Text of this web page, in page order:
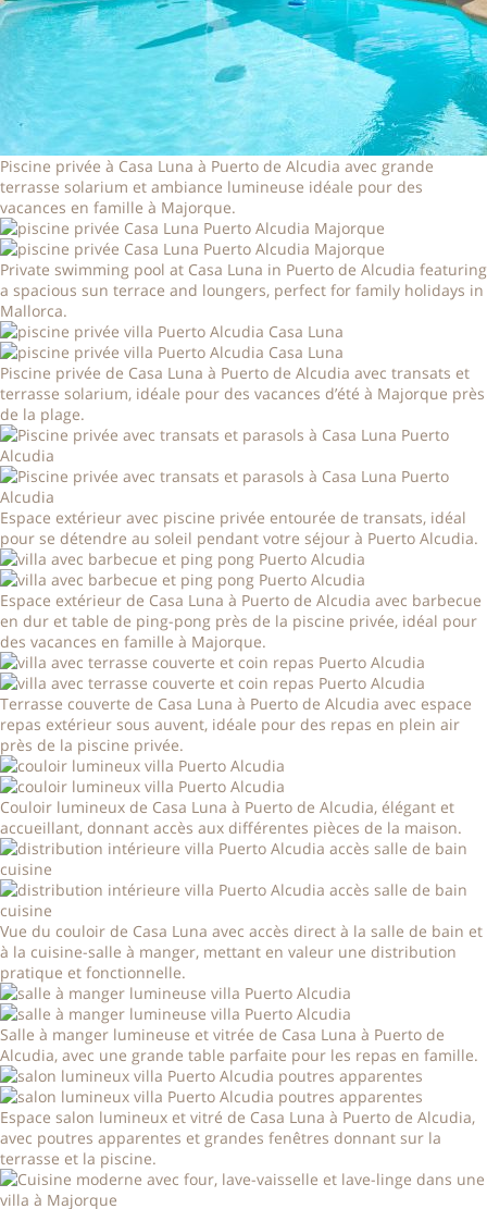
Piscine privée à Casa Luna à Puerto de Alcudia avec grande
terrasse solarium et ambiance lumineuse idéale pour des
vacances en famille à Majorque.
Private swimming pool at Casa Luna in Puerto de Alcudia featuring
a spacious sun terrace and loungers, perfect for family holidays in
Mallorca.
Piscine privée de Casa Luna à Puerto de Alcudia avec transats et
terrasse solarium, idéale pour des vacances d’été à Majorque près
de la plage.
Espace extérieur avec piscine privée entourée de transats, idéal
pour se détendre au soleil pendant votre séjour à Puerto Alcudia.
Espace extérieur de Casa Luna à Puerto de Alcudia avec barbecue
en dur et table de ping-pong près de la piscine privée, idéal pour
des vacances en famille à Majorque.
Terrasse couverte de Casa Luna à Puerto de Alcudia avec espace
repas extérieur sous auvent, idéale pour des repas en plein air
près de la piscine privée.
Couloir lumineux de Casa Luna à Puerto de Alcudia, élégant et
accueillant, donnant accès aux différentes pièces de la maison.
Vue du couloir de Casa Luna avec accès direct à la salle de bain et
à la cuisine-salle à manger, mettant en valeur une distribution
pratique et fonctionnelle.
Salle à manger lumineuse et vitrée de Casa Luna à Puerto de
Alcudia, avec une grande table parfaite pour les repas en famille.
Espace salon lumineux et vitré de Casa Luna à Puerto de Alcudia,
avec poutres apparentes et grandes fenêtres donnant sur la
terrasse et la piscine.